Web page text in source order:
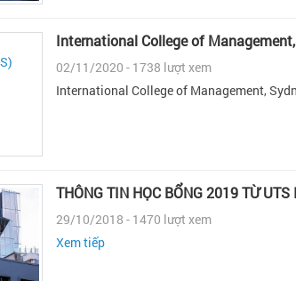
International College of
02/11/2020 - 1738 lượt xem
International College of Management,
THÔNG TIN HỌC BỔNG 2019 TỪ UTS
29/10/2018 - 1470 lượt xem
Xem tiếp